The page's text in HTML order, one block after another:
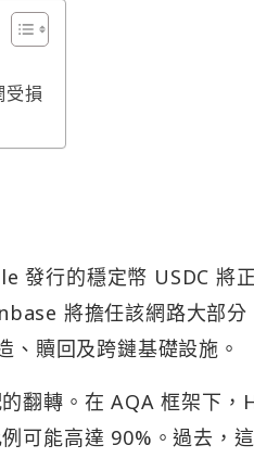
受損
發行的穩定幣 USDC
將擔任該網路大部
贖回及跨鏈基礎設施。
翻轉。在 AQA 框架下
可能高達 90%。過去，